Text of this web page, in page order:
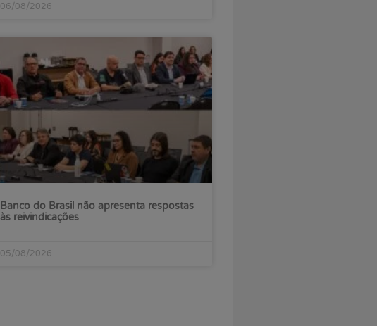
06/08/2026
Banco do Brasil não apresenta respostas
às reivindicações
05/08/2026